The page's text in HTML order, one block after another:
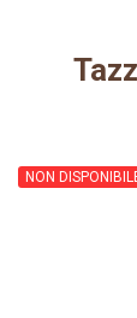
NON